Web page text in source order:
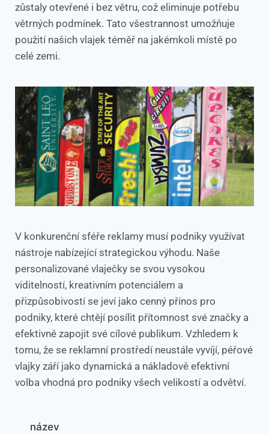
zůstaly otevřené i bez větru, což eliminuje potřebu
větrných podmínek. Tato všestrannost umožňuje
použití našich vlajek téměř na jakémkoli místě po
celé zemi.
V konkurenční sféře reklamy musí podniky využívat
nástroje nabízející strategickou výhodu. Naše
personalizované vlaječky se svou vysokou
viditelností, kreativním potenciálem a
přizpůsobivostí se jeví jako cenný přínos pro
podniky, které chtějí posílit přítomnost své značky a
efektivně zapojit své cílové publikum. Vzhledem k
tomu, že se reklamní prostředí neustále vyvíjí, péřové
vlajky září jako dynamická a nákladově efektivní
volba vhodná pro podniky všech velikostí a odvětví.
název